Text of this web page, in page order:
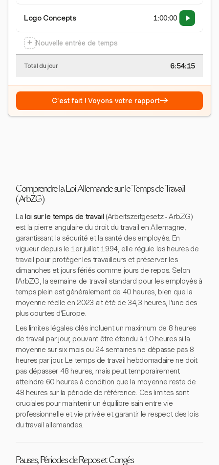
Logo Concepts 1:00:00
+ Nouvelle entrée de temps
Total du jour 6:54:15
C'est fait ! Voyons votre rapport→
Comprendre la Loi Allemande sur le Temps de Travail
(ArbZG)
Laloi sur le temps de travail(Arbeitszeitgesetz - ArbZG)
est la pierre angulaire du droit du travail en Allemagne,
garantissant la sécurité et la santé des employés. En
vigueur depuis le 1er juillet 1994, elle régule les heures de
travail pour protéger les travailleurs et préserver les
dimanches et jours fériés comme jours de repos. Selon
l'ArbZG, la semaine de travail standard pour les employés à
temps plein est généralement de 40 heures, bien que la
moyenne réelle en 2023 ait été de 34,3 heures, l'une des
plus courtes d'Europe.
Les limites légales clés incluent un maximum de 8 heures
de travail par jour, pouvant être étendu à 10 heures si la
moyenne sur six mois ou 24 semaines ne dépasse pas 8
heures par jour. Le temps de travail hebdomadaire ne doit
pas dépasser 48 heures, mais peut temporairement
atteindre 60 heures à condition que la moyenne reste de
48 heures sur la période de référence. Ces limites sont
cruciales pour maintenir un équilibre sain entre vie
professionnelle et vie privée et garantir le respect des lois
du travail allemandes.
Pauses, Périodes de Repos et Congés